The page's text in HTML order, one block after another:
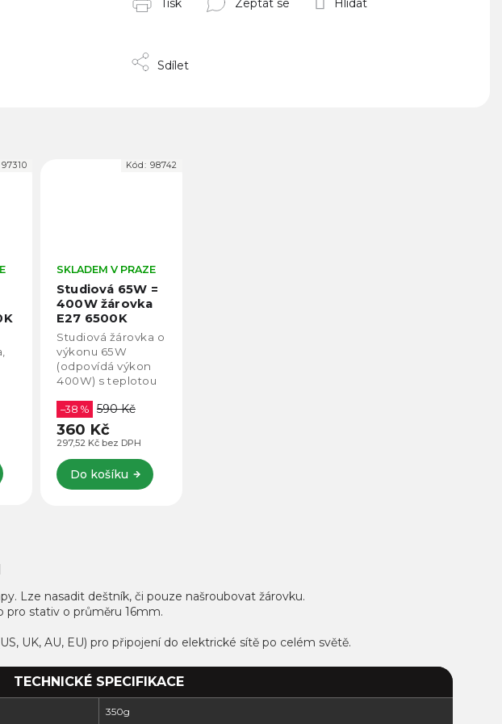
Sdílet
97310
Studiová 65W =
400W žárovka
E27 6500K
SKLADEM V PRAZE
297,52 Kč bez DPH
–38 % 590 Kč
360 Kč
Do košíku
Studiová žárovka o
výkonu 65W
(odpovídá výkon
400W) s teplotou
bílá). Ideální pro
produktové foto s
klasickými
softboxy.
Kód: 98742
Lze nasadit deštník, či pouze našroubovat žárovku.
pro stativ o průměru 16mm.
UK, AU, EU) pro připojení do elektrické sítě po celém světě.
TECHNICKÉ SPECIFIKACE
350g